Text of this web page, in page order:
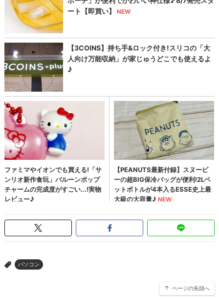
> パソコン
ページの先頭へ